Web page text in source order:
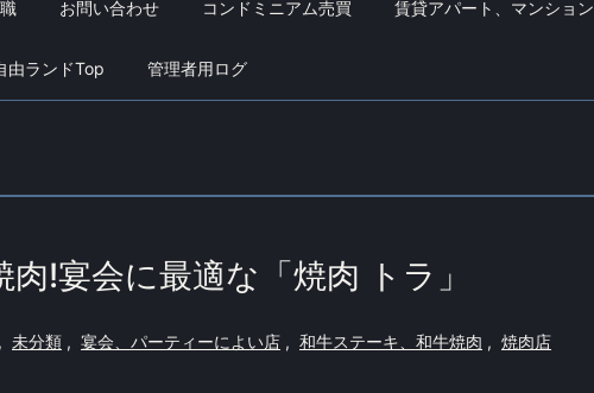
お問い合わせ コンドミニアム売買 賃貸アパート、マンション
由ランドTop 管理者用ログ
!宴会に最適な「焼肉 トラ」
, 未分類 , 宴会、パーティーによい店 , 和牛ステーキ、和牛焼肉 , 焼肉店